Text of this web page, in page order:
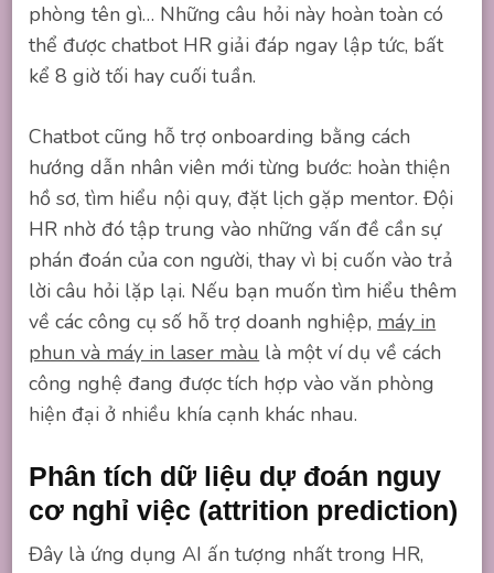
phòng tên gì… Những câu hỏi này hoàn toàn có
thể được chatbot HR giải đáp ngay lập tức, bất
kể 8 giờ tối hay cuối tuần.
Chatbot cũng hỗ trợ onboarding bằng cách
hướng dẫn nhân viên mới từng bước: hoàn thiện
hồ sơ, tìm hiểu nội quy, đặt lịch gặp mentor. Đội
HR nhờ đó tập trung vào những vấn đề cần sự
phán đoán của con người, thay vì bị cuốn vào trả
lời câu hỏi lặp lại. Nếu bạn muốn tìm hiểu thêm
về các công cụ số hỗ trợ doanh nghiệp, máy in
phun và máy in laser màu là một ví dụ về cách
công nghệ đang được tích hợp vào văn phòng
hiện đại ở nhiều khía cạnh khác nhau.
Phân tích dữ liệu dự đoán nguy
cơ nghỉ việc (attrition prediction)
Đây là ứng dụng AI ấn tượng nhất trong HR,